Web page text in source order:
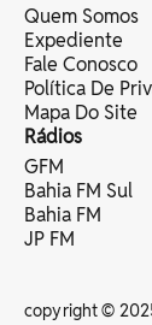
Quem Somos
Expediente
Fale Conosco
Política De
Mapa Do Site
Rádios
GFM
Bahia FM Sul
Bahia FM
JP FM
copyright ©